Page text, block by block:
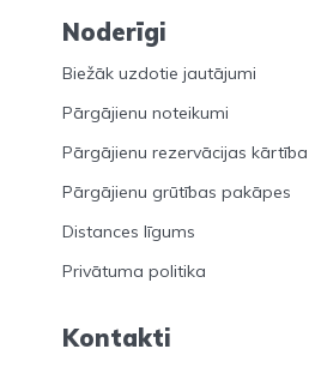
Noderīgi
Biežāk uzdotie jautājumi
Pārgājienu noteikumi
Pārgājienu rezervācijas kārtība
Pārgājienu grūtības pakāpes
Distances līgums
Privātuma politika
Kontakti